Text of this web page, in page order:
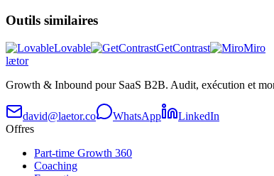
Outils similaires
Lovable GetContrast
Miro
lætor
Growth & Inbound pour SaaS B2B. Audit, exécution et
david@laetor.co WhatsApp
LinkedIn
Offres
Part-time Growth 360
Coaching